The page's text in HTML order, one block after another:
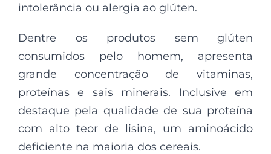
intolerância ou alergia ao glúten.
Dentre os produtos sem glúten
consumidos pelo homem, apresenta
grande concentração de vitaminas,
proteínas e sais minerais. Inclusive em
destaque pela qualidade de sua proteína
com alto teor de lisina, um aminoácido
deficiente na maioria dos cereais.